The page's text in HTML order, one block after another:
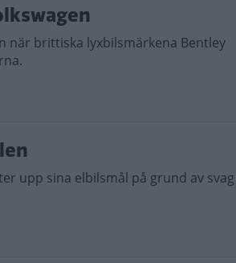
när brittiska lyxbilsmärkena Bentley
upp sina elbilsmål på grund av svag